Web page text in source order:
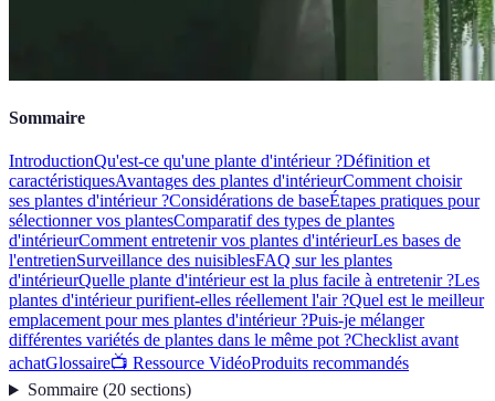
Sommaire
IntroductionQu'est-ce qu'une plante d'intérieur ?Définition et
caractéristiquesAvantages des plantes d'intérieurComment choisir
ses plantes d'intérieur ?Considérations de baseÉtapes pratiques pour
sélectionner vos plantesComparatif des types de plantes
d'intérieurComment entretenir vos plantes d'intérieurLes bases de
l'entretienSurveillance des nuisiblesFAQ sur les plantes
d'intérieurQuelle plante d'intérieur est la plus facile à entretenir ?Les
plantes d'intérieur purifient-elles réellement l'air ?Quel est le meilleur
emplacement pour mes plantes d'intérieur ?Puis-je mélanger
différentes variétés de plantes dans le même pot ?Checklist avant
achatGlossaire📺 Ressource VidéoProduits recommandés
Sommaire(20 sections)